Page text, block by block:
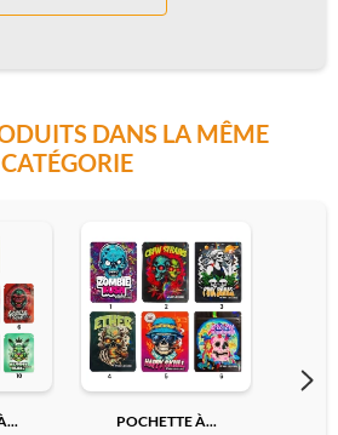
DANS LA MÊME
CATÉGORIE
POCHETTE À...